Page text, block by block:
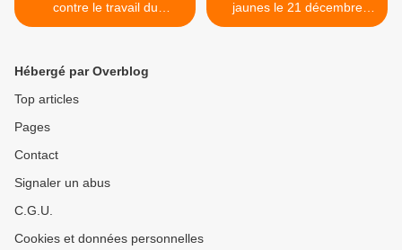
contre le travail du
dimanche
jaunes le 21 décembre
2018 >
Hébergé par Overblog
Top articles
Pages
Contact
Signaler un abus
C.G.U.
Cookies et données personnelles